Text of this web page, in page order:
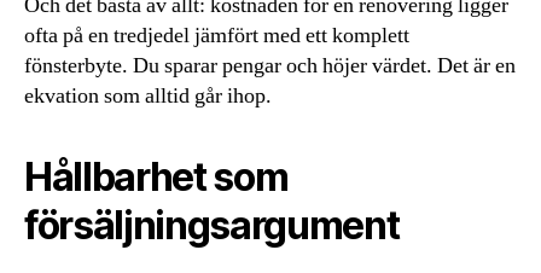
ofta på en tredjedel jämfört med ett komplett
fönsterbyte. Du sparar pengar och höjer värdet. Det är en
ekvation som alltid går ihop.
Hållbarhet som
försäljningsargument